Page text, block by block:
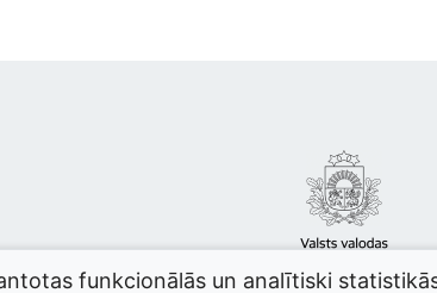
funkcionālās un analītiski